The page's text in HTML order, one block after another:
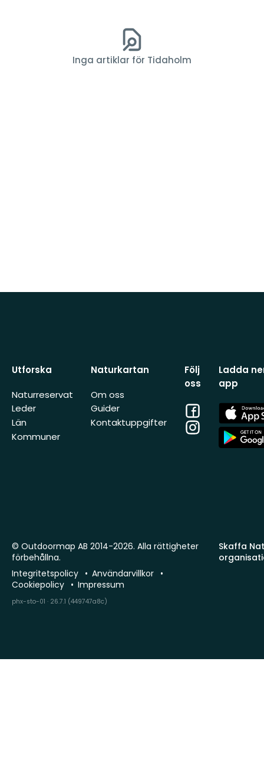
Inga artiklar för Tidaholm
Utforska
Naturreservat
Leder
Län
Kommuner
Naturkartan
Om oss
Guider
Kontaktuppgifter
Följ
oss
Facebook
Instagram
Ladda
app
App
Store
App
Store
Skaffa
© Outdoormap AB 2014-2026. Alla rättigheter
förbehållna.
Integritetspolicy
Användarvillkor
Cookiepolicy
Impressum
phx-sto-01 · 26.7.1 (449747a8c)